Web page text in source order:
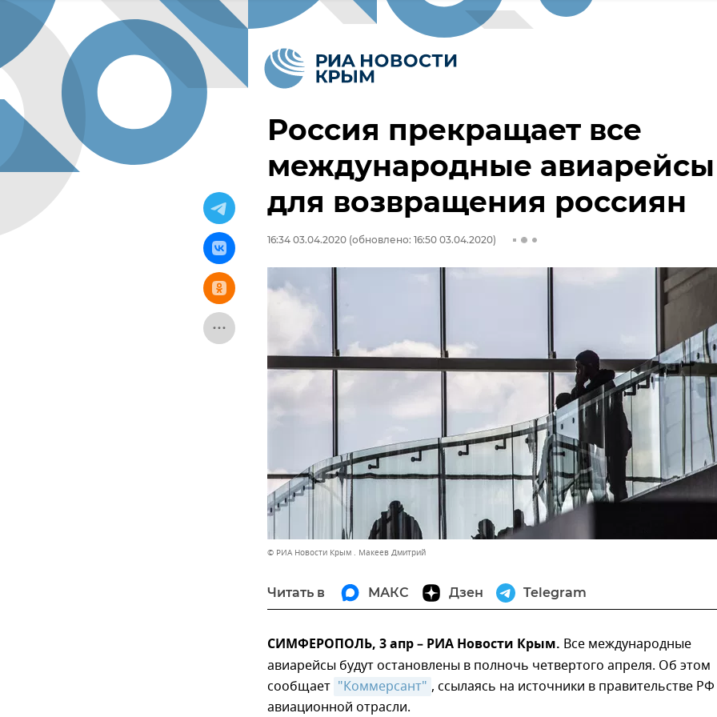
Россия прекращает все
международные авиарейсы
для возвращения россиян
16:34 03.04.2020 (обновлено: 16:50 03.04.2020)
© РИА Новости Крым . Макеев Дмитрий
Читать в МАКС Дзен Telegram
СИМФЕРОПОЛЬ, 3 апр – РИА Новости Крым. Все международные
авиарейсы будут остановлены в полночь четвертого апреля. Об этом
сообщает "Коммерсант" , ссылаясь на источники в правительстве
авиационной отрасли.